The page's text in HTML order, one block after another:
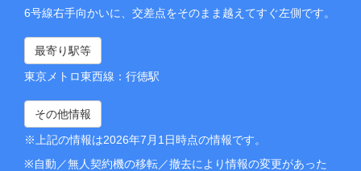
6号線右手向かいに、交差点をそのまま越えてすぐ左側です。
最寄り駅等
東京メトロ東西線：行徳駅
その他情報
※上記の情報は2026年7月1日時点の情報です。
※自動／無人契約機の移転／撤去により情報の変更があった